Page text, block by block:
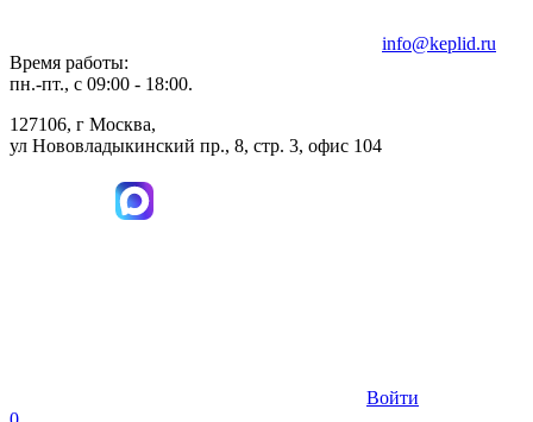
Время работы:
пн.-пт., с 09:00 - 18:00.
127106, г Москва,
ул Нововладыкинский пр., 8, стр. 3, офис 104
info@keplid.ru
Войти